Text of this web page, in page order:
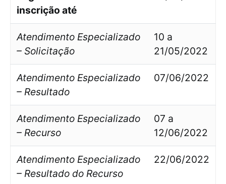
inscrição até
Atendimento Especializado
– Solicitação
10 a
21/05/2022
Atendimento Especializado
– Resultado
07/06/2022
Atendimento Especializado
– Recurso
07 a
12/06/2022
Atendimento Especializado
– Resultado do Recurso
22/06/2022